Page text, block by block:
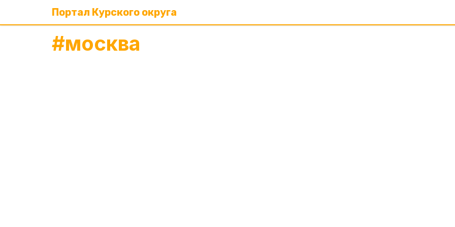
Портал Курского округа
#москва